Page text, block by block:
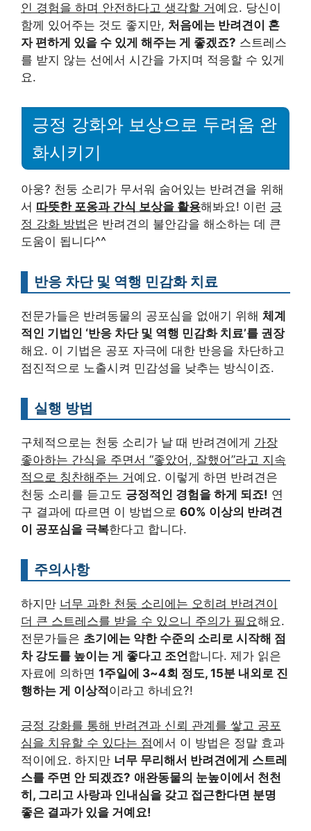
인 경험을 하며 안전하다고 생각할 거 예요. 당신이
함께 있어주는 것도 좋지만, 처음에는 반려견이 혼
자 편하게 있을 수 있게 해주는 게 좋겠죠? 스트레스
를 받지 않는 선에서 시간을 가지며 적응할 수 있게
요.
긍정 강화와 보상으로 두려움 완
화시키기
아웅? 천둥 소리가 무서워 숨어있는 반려견을 위해
서 따뜻한 포옹과 간식 보상을 활용해봐요! 이런 긍
정 강화 방법은 반려견의 불안감을 해소하는 데 큰
도움이 됩니다^^
반응 차단 및 역행 민감화 치료
전문가들은 반려동물의 공포심을 없애기 위해 체계
적인 기법인 ‘반응 차단 및 역행 민감화 치료’를 권장
해요. 이 기법은 공포 자극에 대한 반응을 차단하고
점진적으로 노출시켜 민감성을 낮추는 방식이죠.
실행 방법
구체적으로는 천둥 소리가 날 때 반려견에게 가장
좋아하는 간식을 주면서 “좋았어, 잘했어”라고 지속
적으로 칭찬해주는 거예요. 이렇게 하면 반려견은
천둥 소리를 듣고도 긍정적인 경험을 하게 되죠! 연
구 결과에 따르면 이 방법으로 60% 이상의 반려견
이 공포심을 극복한다고 합니다.
주의사항
하지만 너무 과한 천둥 소리에는 오히려 반려견이
더 큰 스트레스를 받을 수 있으니 주의가 필요해요.
전문가들은 초기에는 약한 수준의 소리로 시작해 점
차 강도를 높이는 게 좋다고 조언합니다. 제가 읽은
자료에 의하면 1주일에 3~4회 정도, 15분 내외로 진
행하는 게 이상적이라고 하네요?!
긍정 강화를 통해 반려견과 신뢰 관계를 쌓고 공포
심을 치유할 수 있다는 점에서 이 방법은 정말 효과
적이에요. 하지만 너무 무리해서 반려견에게 스트레
스를 주면 안 되겠죠? 애완동물의 눈높이에서 천천
히, 그리고 사랑과 인내심을 갖고 접근한다면 분명
좋은 결과가 있을 거예요!